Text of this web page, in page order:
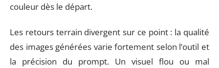
couleur dès le départ.
Les retours terrain divergent sur ce point : la qualité
des images générées varie fortement selon l’outil et
la précision du prompt. Un visuel flou ou mal